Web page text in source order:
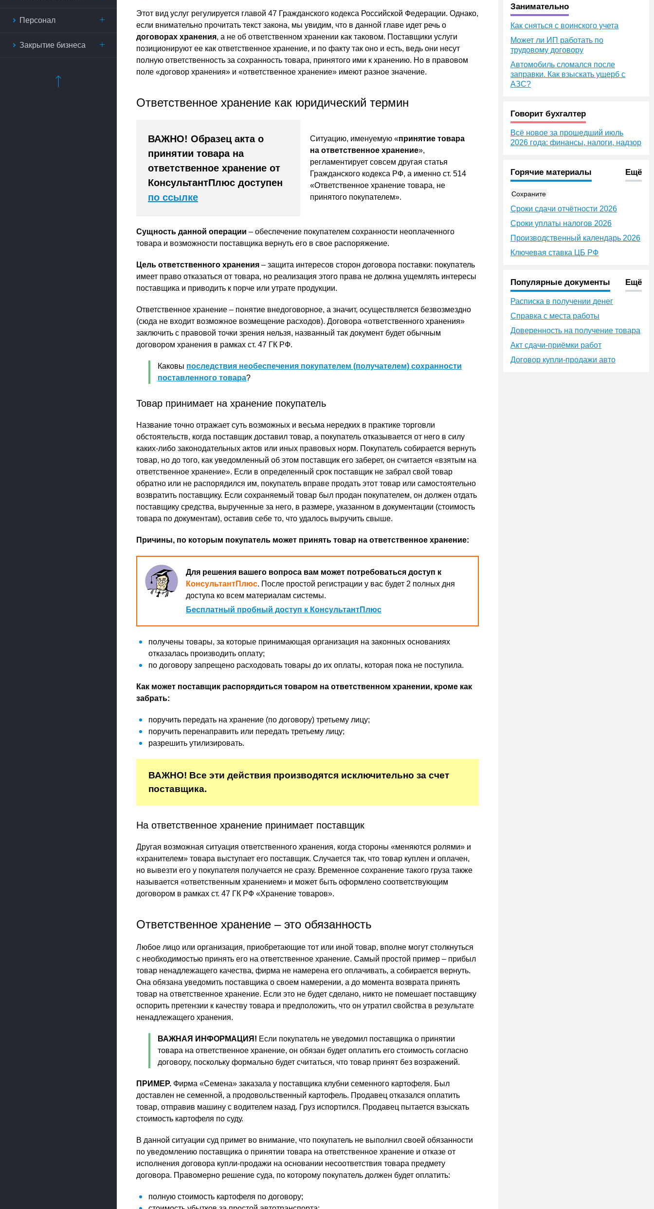
Персонал
Закрытие бизнеса
Этот вид услуг регулируется главой 47 Гражданского кодекса Российской Федерации. Однако,
если внимательно прочитать текст закона, мы увидим, что в данной главе идет речь о
договорах хранения, а не об ответственном хранении как таковом. Поставщики услуги
позиционируют ее как ответственное хранение, и по факту так оно и есть, ведь они несут
полную ответственность за сохранность товара, принятого ими к хранению. Но в правовом
поле «договор хранения» и «ответственное хранение» имеют разное значение.
Ответственное хранение как юридический термин
ВАЖНО! Образец акта о
принятии товара на
ответственное хранение от
КонсультантПлюс доступен
по ссылке
Ситуацию, именуемую «принятие товара
на ответственное хранение»,
регламентирует совсем другая статья
Гражданского кодекса РФ, а именно ст. 514
«Ответственное хранение товара, не
принятого покупателем».
Сущность данной операции – обеспечение покупателем сохранности неоплаченного
товара и возможности поставщика вернуть его в свое распоряжение.
Цель ответственного хранения – защита интересов сторон договора поставки: покупатель
имеет право отказаться от товара, но реализация этого права не должна ущемлять интересы
поставщика и приводить к порче или утрате продукции.
Ответственное хранение – понятие внедоговорное, а значит, осуществляется безвозмездно
(сюда не входит возможное возмещение расходов). Договора «ответственного хранения»
заключить с правовой точки зрения нельзя, названный так документ будет обычным
договором хранения в рамках ст. 47 ГК РФ.
Каковы последствия необеспечения покупателем (получателем) сохранности
поставленного товара?
Товар принимает на хранение покупатель
Название точно отражает суть возможных и весьма нередких в практике торговли
обстоятельств, когда поставщик доставил товар, а покупатель отказывается от него в силу
каких-либо законодательных актов или иных правовых норм. Покупатель собирается вернуть
товар, но до того, как уведомленный об этом поставщик его заберет, он считается «взятым на
ответственное хранение». Если в определенный срок поставщик не забрал свой товар
обратно или не распорядился им, покупатель вправе продать этот товар или самостоятельно
возвратить поставщику. Если сохраняемый товар был продан покупателем, он должен отдать
поставщику средства, вырученные за него, в размере, указанном в документации (стоимость
товара по документам), оставив себе то, что удалось выручить свыше.
Причины, по которым покупатель может принять товар на ответственное хранение:
Для решения вашего вопроса вам может потребоваться доступ к
КонсультантПлюс. После простой регистрации у вас будет 2 полных дня
доступа ко всем материалам системы.
Бесплатный пробный доступ к КонсультантПлюс
получены товары, за которые принимающая организация на законных основаниях
отказалась производить оплату;
по договору запрещено расходовать товары до их оплаты, которая пока не поступила.
Как может поставщик распорядиться товаром на ответственном хранении, кроме как
забрать:
поручить передать на хранение (по договору) третьему лицу;
поручить перенаправить или передать третьему лицу;
разрешить утилизировать.
ВАЖНО! Все эти действия производятся исключительно за счет
поставщика.
На ответственное хранение принимает поставщик
Другая возможная ситуация ответственного хранения, когда стороны «меняются ролями» и
«хранителем» товара выступает его поставщик. Случается так, что товар куплен и оплачен,
но вывезти его у покупателя получается не сразу. Временное сохранение такого груза также
называется «ответственным хранением» и может быть оформлено соответствующим
договором в рамках ст. 47 ГК РФ «Хранение товаров».
Ответственное хранение – это обязанность
Любое лицо или организация, приобретающие тот или иной товар, вполне могут столкнуться
с необходимостью принять его на ответственное хранение. Самый простой пример – прибыл
товар ненадлежащего качества, фирма не намерена его оплачивать, а собирается вернуть.
Она обязана уведомить поставщика о своем намерении, а до момента возврата принять
товар на ответственное хранение. Если это не будет сделано, никто не помешает поставщику
оспорить претензии к качеству товара и предположить, что он утратил свойства в результате
ненадлежащего хранения.
ВАЖНАЯ ИНФОРМАЦИЯ! Если покупатель не уведомил поставщика о принятии
товара на ответственное хранение, он обязан будет оплатить его стоимость согласно
договору, поскольку формально будет считаться, что товар принят без возражений.
ПРИМЕР. Фирма «Семена» заказала у поставщика клубни семенного картофеля. Был
доставлен не семенной, а продовольственный картофель. Продавец отказался оплатить
товар, отправив машину с водителем назад. Груз испортился. Продавец пытается взыскать
стоимость картофеля по суду.
В данной ситуации суд примет во внимание, что покупатель не выполнил своей обязанности
по уведомлению поставщика о принятии товара на ответственное хранение и отказе от
исполнения договора купли-продажи на основании несоответствия товара предмету
договора. Правомерно решение суда, по которому покупатель должен будет оплатить:
полную стоимость картофеля по договору;
Занимательно
Как сняться с воинского учета
Может ли ИП работать по
трудовому договору
Автомобиль сломался после
заправки. Как взыскать ущерб с
АЗС?
Говорит бухгалтер
Всё новое за прошедший июль
2026 года: финансы, налоги, надзор
Горячие материалы Ещё
Сохраните
Сроки сдачи отчётности 2026
Сроки уплаты налогов 2026
Производственный календарь 2026
Ключевая ставка ЦБ РФ
Популярные документы Ещё
Расписка в получении денег
Справка с места работы
Доверенность на получение товара
Акт сдачи-приёмки работ
Договор купли-продажи авто